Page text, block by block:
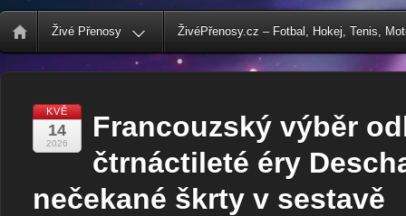
Živé Přenosy ŽivéPřenosy.cz – Fotbal, Hokej, Tenis,
KVĚ
14
2026
Francouzský výběr
čtrnáctileté éry
nečekané škrty v sestavě